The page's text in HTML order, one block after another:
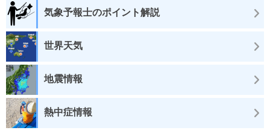
気象予報士のポイント解説
世界天気
地震情報
熱中症情報